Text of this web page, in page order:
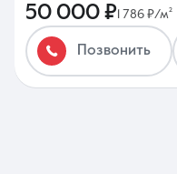
50 000 ₽1 786 ₽/м²
Позвонить